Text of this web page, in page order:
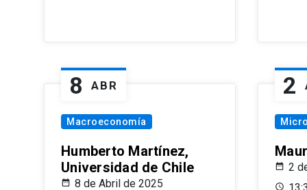
8 ABR
Macroeconomía
Humberto Martínez,
Universidad de Chile
8 de Abril de 2025
2
2